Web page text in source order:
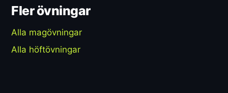
Fler övningar
Alla magövningar
Alla höftövningar